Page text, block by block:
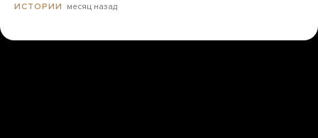
ИСТОРИИ месяц назад